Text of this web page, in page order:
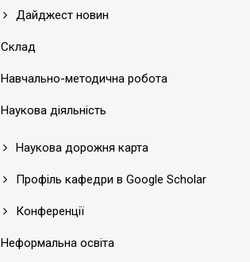
Дайджест новин
Склад
Навчально-методична робота
Наукова діяльність
Наукова дорожня карта
Профіль кафедри в Google Scholar
Конференції
Неформальна освіта